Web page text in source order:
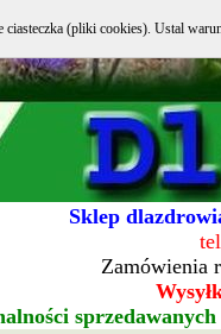
Sklep
Zamówienia
ciasteczka (pliki cookies). Ustal